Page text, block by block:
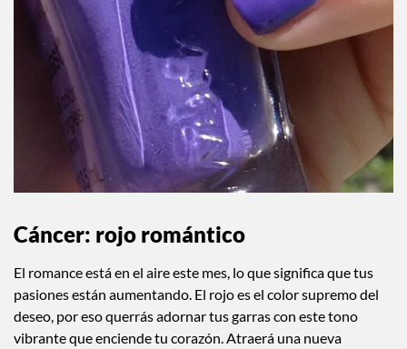
Cáncer: rojo romántico
El romance está en el aire este mes, lo que significa que tus
pasiones están aumentando. El rojo es el color supremo del
deseo, por eso querrás adornar tus garras con este tono
vibrante que enciende tu corazón. Atraerá una nueva